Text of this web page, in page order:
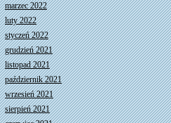
marzec 2022
luty 2022
styczeń 2022
grudzień 2021
listopad 2021
październik 2021
wrzesień 2021
sierpień 2021